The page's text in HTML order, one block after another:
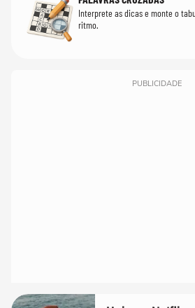
Interprete as dicas e monte o
ritmo.
PUBLICIDADE